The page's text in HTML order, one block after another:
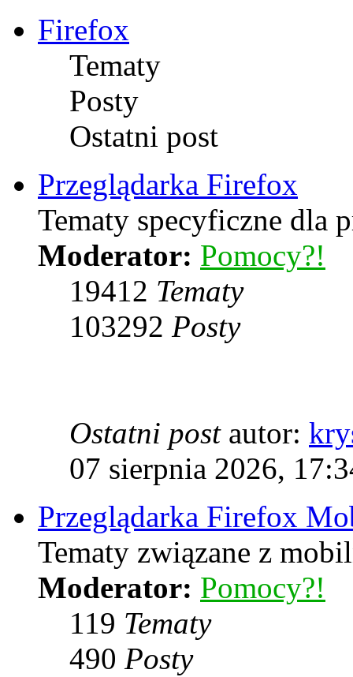
Firefox
Tematy
Posty
Ostatni post
Przeglądarka Firefox
Tematy specyficzne dla
Moderator: Pomocy?!
19412 Tematy
103292 Posty
Ostatni postautor:
07 sierpnia 2026,
Przeglądarka Firefox
Tematy związane z
Moderator: Pomocy?!
119 Tematy
490 Posty